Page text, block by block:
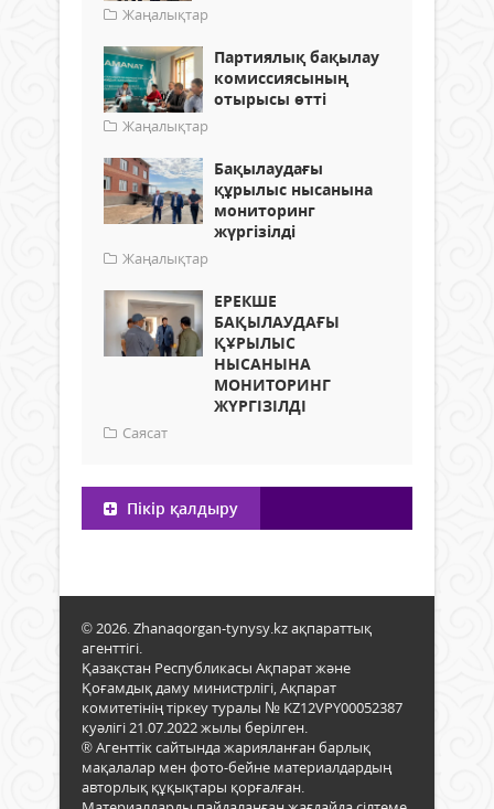
Жаңалықтар
Партиялық бақылау
комиссиясының
отырысы өтті
Жаңалықтар
Бақылаудағы
құрылыс нысанына
мониторинг
жүргізілді
Жаңалықтар
ЕРЕКШЕ
БАҚЫЛАУДАҒЫ
ҚҰРЫЛЫС
НЫСАНЫНА
МОНИТОРИНГ
ЖҮРГІЗІЛДІ
Саясат
Пікір қалдыру
© 2026. Zhanaqorgan-tynysy.kz ақпараттық
агенттігі.
Қазақстан Республикасы Ақпарат және
Қоғамдық даму министрлігі, Ақпарат
комитетінің тіркеу туралы № KZ12VPY00052387
куәлігі 21.07.2022 жылы берілген.
® Агенттік сайтында жарияланған барлық
мақалалар мен фото-бейне материалдардың
авторлық құқықтары қорғалған.